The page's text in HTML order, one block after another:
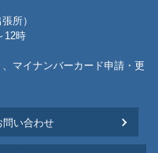
所）
12時
マイナンバーカード申請・更
問い合わせ